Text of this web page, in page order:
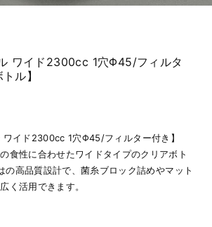
ワイド2300cc 1穴Φ45/フィルタ
ル】
ワイド2300cc 1穴Φ45/フィルター付き】
食性に合わせたワイドタイプのクリアボト
の高品質設計で、菌糸ブロック詰めやマット
く活用できます。